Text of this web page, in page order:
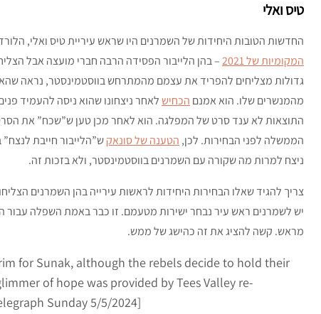
טיס ואלי
החדשות הטובות היחידות של השמרנים היו שראש עיריית טיס ואלי,
המקומיות של 2021
– בהן הלייבור הפסידה הרבה חברי מועצה אבל
גדולות מצליחים להפריד את עצמם מהמתרחש בווסטמינסטר, נראה
מהמנשרים שלו. הוא אמנם הכחישלאחר ניצחונו שהוא ניסה להעמיד
התוצאות לא ענד סרט של המפלגה. הוא לאחר מכן טען ש”שכח” את
הממשלה לפני הבחירות. לכן, הטענה של סונאקש”הלייבור חייבת
ניצח למרות מה שקורה עם השמרנים בווסטמינסטר, ולא בזכות זה.
צריך להגיד שאלו הבחירות היחידות לראשות עירייה בהן השמרנים
יש לשמרנים ראש עיר נבחר ישירות מטעמם. זו כבר באמת השפלה עבור
מראש. קשה להציג את זה כהישג של ממש.
for Sunak, although the rebels decide to hold their
of hope was provided by Tees Valley re-
Sunday 5/5/2024]